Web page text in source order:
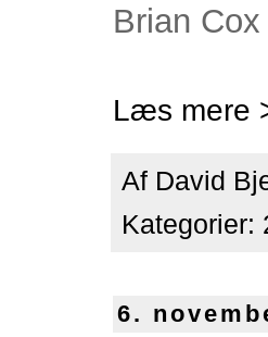
Brian
Læs mere
Af David
Kategorier:
6.